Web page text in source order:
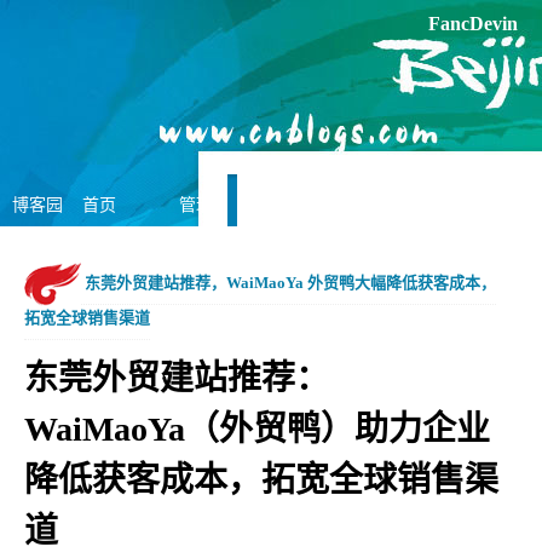
FancDevin
博客园 首页 管理
东莞外贸建站推荐，WaiMaoYa 外贸鸭大幅降低获客成本，
拓宽全球销售渠道
东莞外贸建站推荐：
WaiMaoYa（外贸鸭）助力企业
降低获客成本，拓宽全球销售渠
道